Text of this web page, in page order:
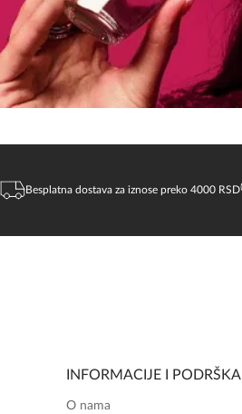
Besplatna dostava za iznose preko 4000 RSD
INFORMACIJE I PODRŠKA
O nama